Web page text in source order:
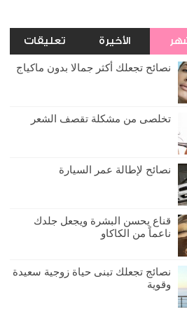
الأخيرة تعليقات
نصائح تجعلك أكثر جمالا بدون ماكياج
تخلصى من مشكلة تقصف الشعر
نصائح لإطالة عمر السيارة
قناع يحسن البشرة ويجعل جلدك
ناعماً من الكاكاو
نصائج تجعلك تبنى حياة زوجية سعيدة
وقوية